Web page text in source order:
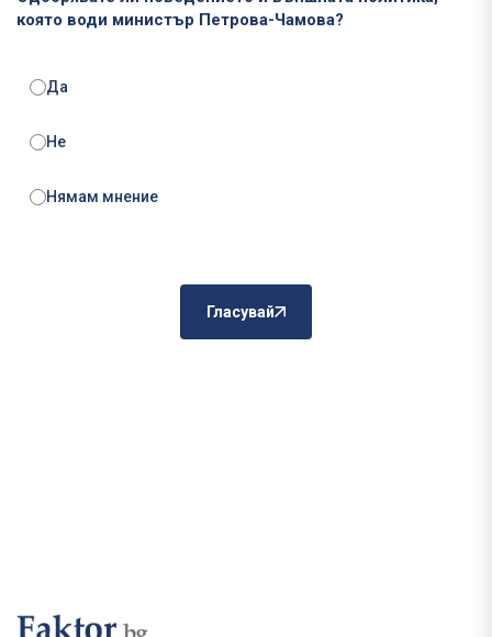
която води министър Петрова-Чамова?
Да
Не
Нямам мнение
Гласувай